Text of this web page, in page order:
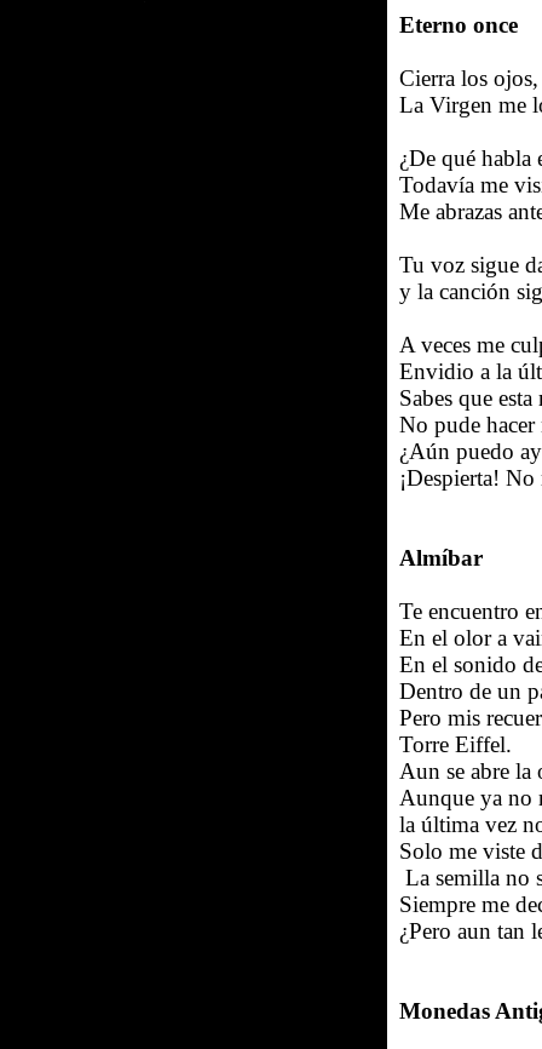
Eterno once
Cierra los
La Virgen me
¿De qué habla
Todavía me
Me abrazas
Tu voz sigue
y la canción
A veces me
Envidio a la
Sabes que
No pude
¿Aún puedo
¡Despierta! No
Almíbar
Te encuentro
En el olor a
En el sonido
Dentro de un
Pero mis
Torre Eiffel.
Aun se abre la
Aunque ya no
la última vez
Solo me viste
La semilla no
Siempre me
¿Pero aun tan
Monedas